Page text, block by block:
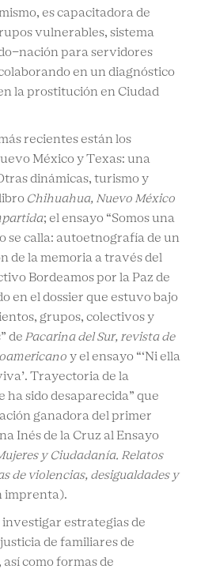
es capacitadora de
vulnerables, sistema
nación para servidores
en un diagnóstico
la prostitución en Ciudad
recientes están los
México y Texas: una
dinámicas, turismo y
Chihuahua, Nuevo México
; el ensayo “Somos una
se calla: autoetnografía de un
de la memoria a través del
Bordeamos por la Paz de
en el dossier que estuvo bajo
grupos, colectivos y
de Pacarina del Sur, revista de
y el ensayo “‘Ni ella
Trayectoria de la
ha sido desaparecida” que
ganadora del primer
Inés de la Cruz al Ensayo
y Ciudadanía. Relatos
de violencias, desigualdades y
imprenta).
estrategias de
de familiares de
como formas de